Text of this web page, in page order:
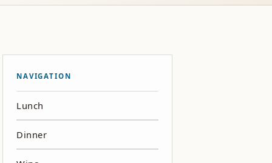
NAVIGATION
Lunch
Dinner